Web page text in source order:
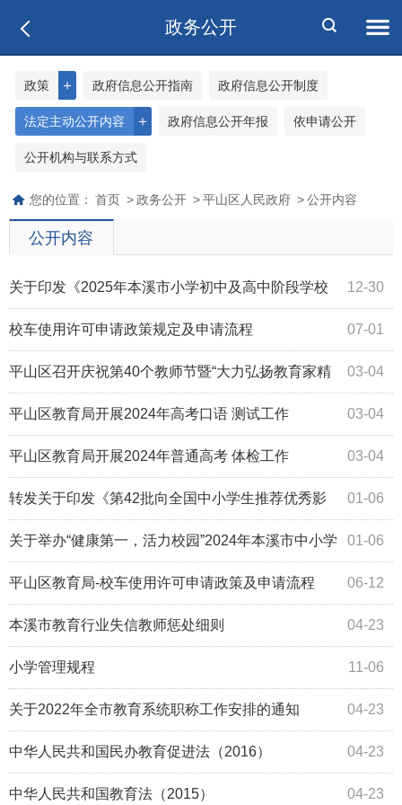
政务公开
＋
政策 政府信息公开指南 政府信息公开制度
＋
法定主动公开内容 政府信息公开年报 依申请公开
公开机构与联系方式
您的位置： 首页 > 政务公开 > 平山区人民政府 > 公开内容
公开内容
12-30
关于印发《2025年本溪市小学初中及高中阶段学校
招生工作意见》的通知 07-01
校车使用许可申请政策规定及申请流程
03-04
平山区召开庆祝第40个教师节暨“大力弘扬教育家精
神，加快建设教育强国”主题大会 03-04
平山区教育局开展2024年高考口语 测试工作
03-04
平山区教育局开展2024年普通高考 体检工作
01-06
转发关于印发《第42批向全国中小学生推荐优秀影
片片目》的通知 01-06
关于举办“健康第一，活力校园”2024年本溪市中小学
大课间现场观摩展示暨学生体质提升工... 06-12
平山区教育局-校车使用许可申请政策及申请流程
04-23
本溪市教育行业失信教师惩处细则
11-06
小学管理规程
04-23
关于2022年全市教育系统职称工作安排的通知
04-23
中华人民共和国民办教育促进法（2016）
04-23
中华人民共和国教育法（2015）